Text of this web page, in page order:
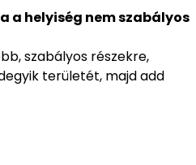
a helyiség nem szabályos
szabályos részekre,
területét, majd add